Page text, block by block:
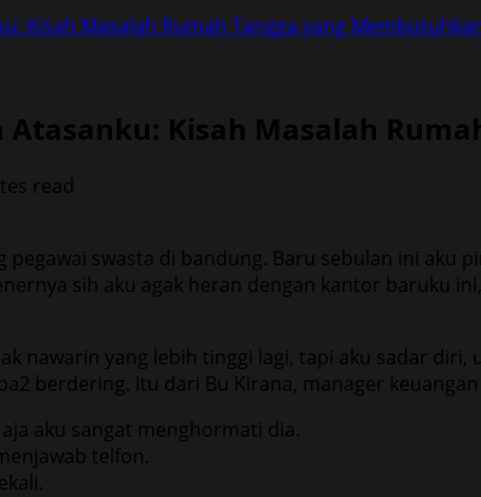
Kisah Masalah Rumah Tangga yang
Atasanku: Kisah Masalah
read
pegawai swasta di bandung. Baru sebulan ini
sih aku agak heran dengan kantor baruku
nawarin yang lebih tinggi lagi, tapi aku sadar
berdering. Itu dari Bu Kirana, manager
aku sangat menghormati dia.
telfon.